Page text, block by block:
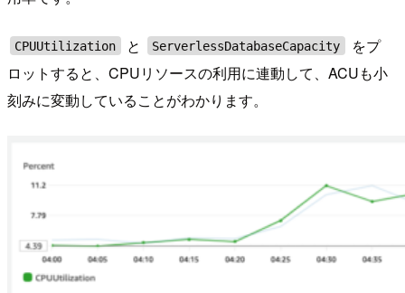
CPUUtilization と ServerlessDatabaseCapacity
をプ
ロットすると、CPUリソースの利用に連動して、ACUも小
刻みに変動していることがわかります。